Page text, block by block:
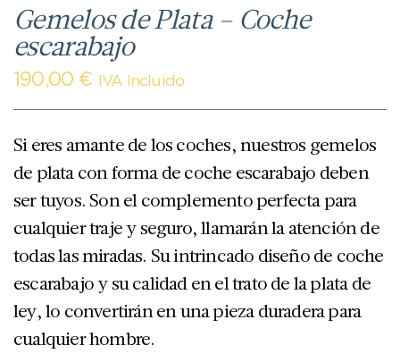
Gemelos de Plata – Coche
escarabajo
190,00 € IVA Incluido
Si eres amante de los coches, nuestros gemelos
de plata con forma de coche escarabajo deben
ser tuyos. Son el complemento perfecta para
cualquier traje y seguro, llamarán la atención de
todas las miradas. Su intrincado diseño de coche
escarabajo y su calidad en el trato de la plata de
ley, lo convertirán en una pieza duradera para
cualquier hombre.